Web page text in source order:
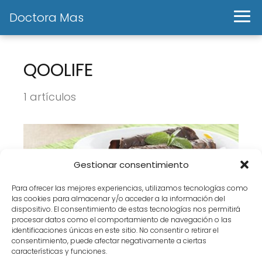
Gestionar consentimiento
Para ofrecer las mejores experiencias, utilizamos tecnologías como
las cookies para almacenar y/o acceder a la información del
dispositivo. El consentimiento de estas tecnologías nos permitirá
procesar datos como el comportamiento de navegación o las
identificaciones únicas en este sitio. No consentir o retirar el
consentimiento, puede afectar negativamente a ciertas
características y funciones.
Doctora Mas
QOOLIFE
1 artículos
Dieta proteinada on line: a través de